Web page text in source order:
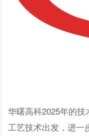
华曙高科2025年的
工艺技术出发，进一